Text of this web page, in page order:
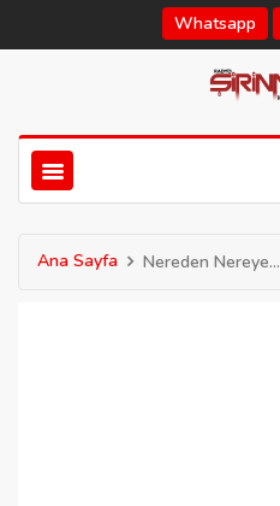
Whatsapp
Ana Sayfa Nereden Nereye...